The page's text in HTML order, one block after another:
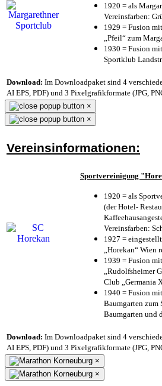
1920 = als
Vereinsfarben:
1929 = Fusion
„Pfeil“ zum
1930 = Fusion
Sportklub
Download: Im Downloadpaket sind 4
AI EPS, PDF) und 3 Pixelgrafikformate (JPG,
×
×
Vereinsinformationen:
Sportvereinigung
1920 = als
(der Hotel-
Vereinsfarben:
1927 =
„Horekan“ Wien
1939 = Fusion
„Rudolfsheimer
Club „Germania
1940 = Fusion
Baumgarten zum
Baumgarten und
Download: Im Downloadpaket sind 4
AI EPS, PDF) und 3 Pixelgrafikformate (JPG,
×
×